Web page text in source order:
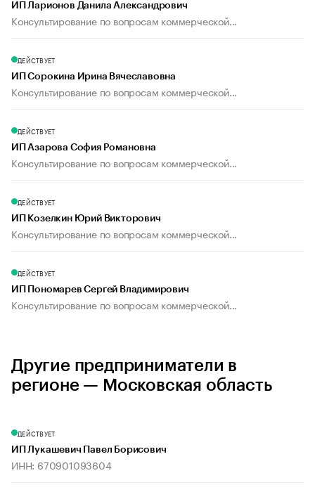
ИП Ларионов Данила Александрович
Консультирование по вопросам коммерческой...
ДЕЙСТВУЕТ
ИП Сорокина Ирина Вячеславовна
Консультирование по вопросам коммерческой...
ДЕЙСТВУЕТ
ИП Азарова София Романовна
Консультирование по вопросам коммерческой...
ДЕЙСТВУЕТ
ИП Козелкин Юрий Викторович
Консультирование по вопросам коммерческой...
ДЕЙСТВУЕТ
ИП Пономарев Сергей Владимирович
Консультирование по вопросам коммерческой...
Другие предприниматели в
регионе — Московская область
ДЕЙСТВУЕТ
ИП Лукашевич Павел Борисович
ИНН: 670901093604